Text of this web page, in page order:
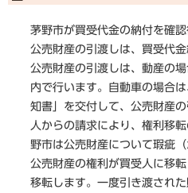
茅野市が買受代金の納付を確
公売財産の引渡しは、買受代
公売財産の引渡しは、動産の
内で行います。自動車の場合
知書」を交付して、公売財産
人からの請求により、権利移
野市は公売財産について瑕疵
公売財産の権利が買受人に移
移転します。一度引き渡され